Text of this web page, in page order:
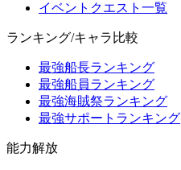
イベントクエスト一覧
ランキング/キャラ比較
最強船長ランキング
最強船員ランキング
最強海賊祭ランキング
最強サポートランキング
能力解放